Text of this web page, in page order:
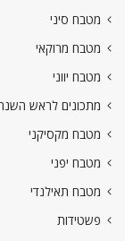
מטבח סיני
מטבח מרוקאי
מטבח יווני
מתכונים לראש
מטבח מקסיקני
מטבח יפני
מטבח תאילנדי
פשטידות